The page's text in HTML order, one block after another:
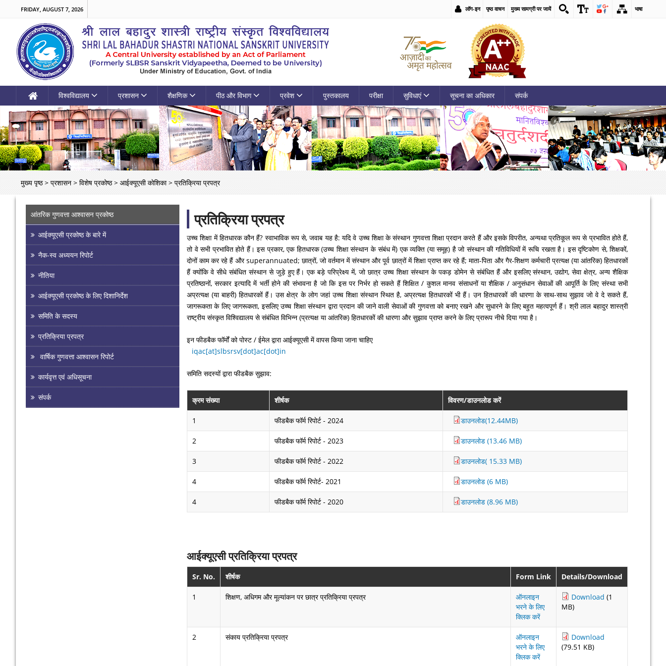
FRIDAY, AUGUST 7, 2026 लॉग-इन पृष्ठ वाचन मुख्य सामग्री पर जायें भाषा
विश्वविद्यालय प्रशासन शैक्षणिक पीठ और विभाग प्रवेश पुस्तकालय परीक्षा सुविधाएं सूचना का अधिकार संपर्क
मुख्य पृष्ठ > प्रशासन > विशेष प्रकोष्ठ > आईक्यूएसी कोशिका > प्रतिक्रिया प्रपत्र
आंतरिक गुणवत्ता आश्वासन प्रकोष्ठ
आईक्यूएसी प्रकोष्ठ के बारे में
नैक-स्व अध्ययन रिपोर्ट
नीतिया
आईक्यूएसी प्रकोष्ठ के लिए दिशानिर्देश
समिति के सदस्य
प्रतिक्रिया प्रपत्र
वार्षिक गुणवत्ता आश्वासन रिपोर्ट
कार्यवृत्त एवं अधिसूचना
संपर्क
प्रतिक्रिया प्रपत्र
उच्च शिक्षा में हितधारक कौन हैं? स्वाभाविक रूप से, जवाब यह है: यदि वे उच्च शिक्षा के संस्थान गुणवत्ता शिक्षा प्रदान करते हैं और इसके विपरीत, अन्यथा प्रतिकूल रूप से प्रभावित होते हैं,
तो वे सभी प्रभावित होते हैं। इस प्रकार, एक हितधारक (उच्च शिक्षा संस्थान के संबंध में) एक व्यक्ति (या समूह) है जो संस्थान की गतिविधियों में रूचि रखता है। इस दृष्टिकोण से, शिक्षकों,
दोनों काम कर रहे हैं और superannuated; छात्रों, जो वर्तमान में संस्थान और पूर्व छात्रों में शिक्षा प्राप्त कर रहे हैं; माता-पिता और गैर-शिक्षण कर्मचारी प्रत्यक्ष (या आंतरिक) हितधारकों
हैं क्योंकि वे सीधे संबंधित संस्थान से जुड़े हुए हैं। एक बड़े परिप्रेक्ष्य में, जो छात्र उच्च शिक्षा संस्थान के पकड़ डोमेन से संबंधित हैं और इसलिए संस्थान, उद्योग, सेवा क्षेत्र, अन्य शैक्षिक
प्रतिष्ठानों, सरकार इत्यादि में भर्ती होने की संभावना है जो कि इस पर निर्भर हो सकते हैं शिक्षित / कुशल मानव संसाधनों या शैक्षिक / अनुसंधान सेवाओं की आपूर्ति के लिए संस्था सभी
अप्रत्यक्ष (या बाहरी) हितधारकों हैं। उस क्षेत्र के लोग जहां उच्च शिक्षा संस्थान स्थित है, अप्रत्यक्ष हितधारकों भी हैं। उन हितधारकों की धारणा के साथ-साथ सुझाव जो वे दे सकते हैं,
जागरूकता के लिए जागरूकता, इसलिए उच्च शिक्षा संस्थान द्वारा प्रदान की जाने वाली सेवाओं की गुणवत्ता को बनाए रखने और सुधारने के लिए बहुत महत्वपूर्ण हैं। श्री लाल बहादुर शास्त्री
राष्ट्रीय संस्कृत विश्विद्यालय से संबंधित विभिन्न (प्रत्यक्ष या आंतरिक) हितधारकों की धारणा और सुझाव प्राप्त करने के लिए प्रारूप नीचे दिया गया है।
इन फीडबैक फॉर्मों को पोस्ट / ईमेल द्वारा आईक्यूएसी में वापस किया जाना चाहिए
iqac[at]slbsrsv[dot]ac[dot]in
समिति सदस्यों द्वारा फीडबैक सुझाव:
क्रम संख्या शीर्षक विवरण/डाउनलोड करें
1 फीडबैक फॉर्म रिपोर्ट - 2024 डाउनलोड(12.44MB)
2 फीडबैक फॉर्म रिपोर्ट - 2023 डाउनलोड (13.46 MB)
3 फीडबैक फॉर्म रिपोर्ट - 2022 डाउनलोड( 15.33 MB)
4 फीडबैक फॉर्म रिपोर्ट- 2021 डाउनलोड (6 MB)
4 फीडबैक फॉर्म रिपोर्ट - 2020 डाउनलोड (8.96 MB)
आईक्यूएसी प्रतिक्रिया प्रपत्र
Sr. No. शीर्षक Form Link Details/Download
1 शिक्षण, अधिगम और मूल्यांकन पर छात्र प्रतिक्रिया प्रपत्र
ऑनलाइन
भरने के लिए
क्लिक करें
Download (1
MB)
2 संकाय प्रतिक्रिया प्रपत्र
ऑनलाइन
भरने के लिए
क्लिक करें
Download
(79.51 KB)